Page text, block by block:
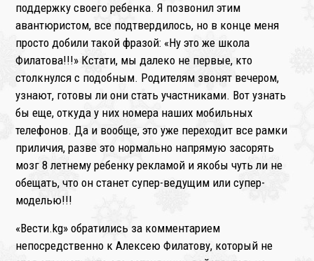
поддержку своего ребенка. Я позвонил этим
авантюристом, все подтвердилось, но в конце меня
просто добили такой фразой: «Ну это же школа
Филатова!!!» Кстати, мы далеко не первые, кто
столкнулся с подобным. Родителям звонят вечером,
узнают, готовы ли они стать участниками. Вот узнать
бы еще, откуда у них номера наших мобильных
телефонов. Да и вообще, это уже переходит все рамки
приличия, разве это нормально напрямую засорять
мозг 8 летнему ребенку рекламой и якобы чуть ли не
обещать, что он станет супер-ведущим или супер-
моделью!!!
«Вести.kg» обратились за комментарием
непосредственно к Алексею Филатову, который не